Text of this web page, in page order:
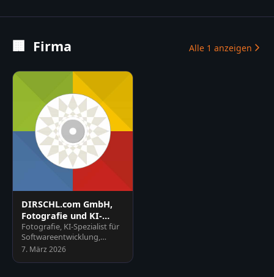
Besic…
🏢 Firma Alle 1 anzeigen
DIRSCHL.com GmbH,
Fotografie und KI-
Spezialist
Fotografie, KI-Spezialist für
Softwareentwicklung,
Automatisierung und
7. März 2026